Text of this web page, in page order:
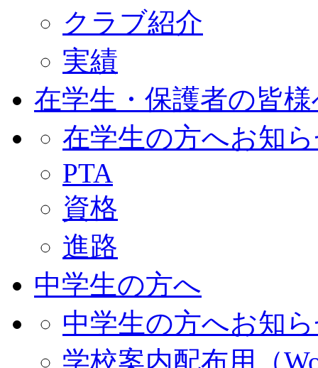
クラブ紹介
実績
在学生・保護者の皆
在学生の方へお知
PTA
資格
進路
中学生の方へ
中学生の方へお知
学校案内配布用（